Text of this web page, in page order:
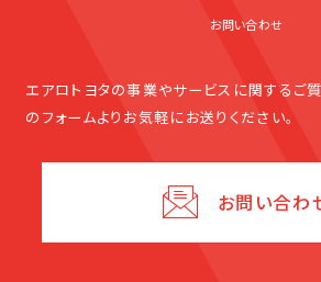
お問い合わせ
エアロトヨタの事業やサービスに関する ご
のフォームよりお気軽にお送りください。
お問い合わ